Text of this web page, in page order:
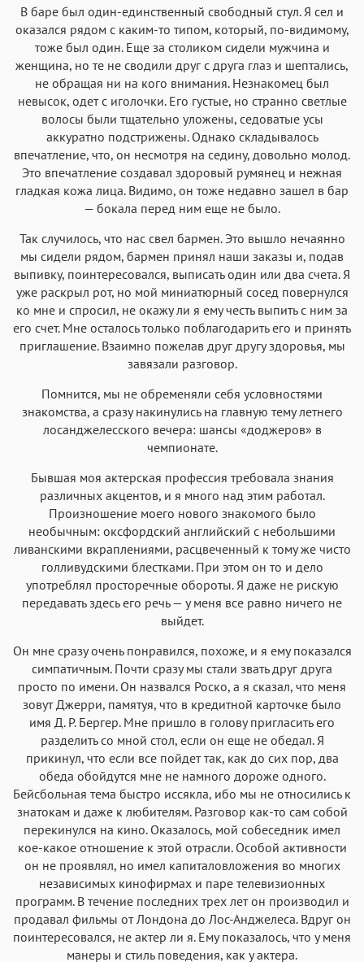
В баре был один-единственный свободный стул. Я сел и
оказался рядом с каким-то типом, который, по-видимому,
тоже был один. Еще за столиком сидели мужчина и
женщина, но те не сводили друг с друга глаз и шептались,
не обращая ни на кого внимания. Незнакомец был
невысок, одет с иголочки. Его густые, но странно светлые
волосы были тщательно уложены, седоватые усы
аккуратно подстрижены. Однако складывалось
впечатление, что, он несмотря на седину, довольно молод.
Это впечатление создавал здоровый румянец и нежная
гладкая кожа лица. Видимо, он тоже недавно зашел в бар
— бокала перед ним еще не было.
Так случилось, что нас свел бармен. Это вышло нечаянно
мы сидели рядом, бармен принял наши заказы и, подав
выпивку, поинтересовался, выписать один или два счета. Я
уже раскрыл рот, но мой миниатюрный сосед повернулся
ко мне и спросил, не окажу ли я ему честь выпить с ним за
его счет. Мне осталось только поблагодарить его и принять
приглашение. Взаимно пожелав друг другу здоровья, мы
завязали разговор.
Помнится, мы не обременяли себя условностями
знакомства, а сразу накинулись на главную тему летнего
лосанджелесского вечера: шансы «доджеров» в
чемпионате.
Бывшая моя актерская профессия требовала знания
различных акцентов, и я много над этим работал.
Произношение моего нового знакомого было
необычным: оксфордский английский с небольшими
ливанскими вкраплениями, расцвеченный к тому же чисто
голливудскими блестками. При этом он то и дело
употреблял просторечные обороты. Я даже не рискую
передавать здесь его речь — у меня все равно ничего не
выйдет.
Он мне сразу очень понравился, похоже, и я ему показался
симпатичным. Почти сразу мы стали звать друг друга
просто по имени. Он назвался Роско, а я сказал, что меня
зовут Джерри, памятуя, что в кредитной карточке было
имя Д. Р. Бергер. Мне пришло в голову пригласить его
разделить со мной стол, если он еще не обедал. Я
прикинул, что если все пойдет так, как до сих пор, два
обеда обойдутся мне не намного дороже одного.
Бейсбольная тема быстро иссякла, ибо мы не относились к
знатокам и даже к любителям. Разговор как-то сам собой
перекинулся на кино. Оказалось, мой собеседник имел
кое-какое отношение к этой отрасли. Особой активности
он не проявлял, но имел капиталовложения во многих
независимых кинофирмах и паре телевизионных
программ. В течение последних трех лет он производил и
продавал фильмы от Лондона до Лос-Анджелеса. Вдруг он
поинтересовался, не актер ли я. Ему показалось, что у меня
манеры и стиль поведения, как у актера.